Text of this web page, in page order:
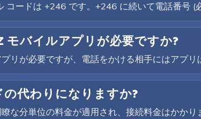
コードは +246 です。+246 に続いて電話番号 (
モバイルアプリが必要ですか?
リが必要ですが、電話をかける相手にはアプリ
代わりになりますか?
な分単位の料金が適用され、接続料金はかか